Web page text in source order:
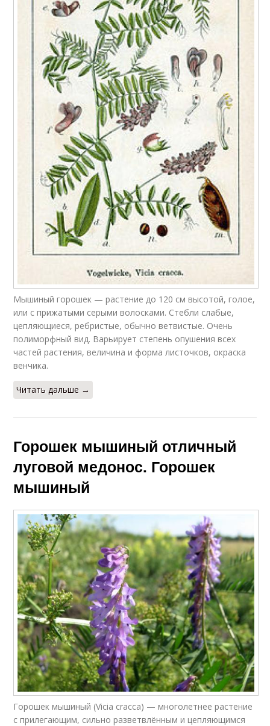
Мышиный горошек — растение до 120 см высотой, голое,
или с прижатыми серыми волосками. Стебли слабые,
цепляющиеся, ребристые, обычно ветвистые. Очень
полиморфный вид. Варьирует степень опушения всех
частей растения, величина и форма листочков, окраска
венчика.
Читать дальше →
Горошек мышиный отличный
луговой медонос. Горошек
мышиный
Горошек мышиный (Vicia cracca) — многолетнее растение
с прилегающим, сильно разветвлённым и цепляющимся